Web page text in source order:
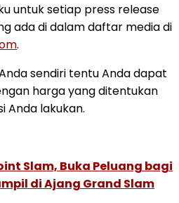
untuk setiap press release
ada di dalam daftar media di
.
sendiri tentu Anda dapat
harga yang ditentukan
Anda lakukan.
Slam, Buka Peluang bagi
di Ajang Grand Slam